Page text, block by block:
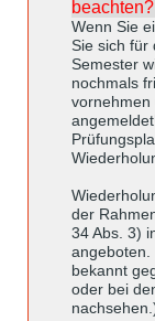
Wenn Sie
Sie sich für
Semester
nochmals
vornehmen
der
34 Abs. 3)
angeboten.
bekannt
oder bei